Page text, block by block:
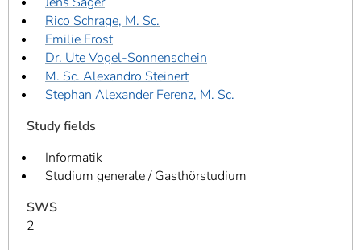
Rico Schrage, M. Sc.
Emilie Frost
Dr. Ute Vogel-Sonnenschein
M. Sc. Alexandro Steinert
Stephan Alexander Ferenz, M. Sc.
Study fields
Informatik
Studium generale / Gasthörstudium
SWS
2